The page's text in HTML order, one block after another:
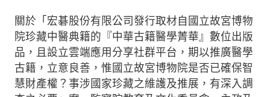
關於「宏碁股份有限公司發行取材自國立故宮博物
院珍藏中醫典籍的『中華古籍醫學菁華』數位出版
品，且設立雲端應用分享社群平台，期以推廣醫學
古籍，立意良善，惟國立故宮博物院是否已確保智
慧財產權？事涉國家珍藏之維護及推展，有深入調